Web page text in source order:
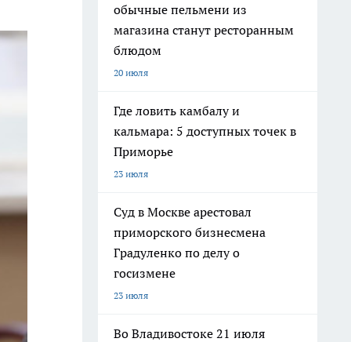
обычные пельмени из
магазина станут ресторанным
блюдом
20 июля
Где ловить камбалу и
кальмара: 5 доступных точек в
Приморье
23 июля
Суд в Москве арестовал
приморского бизнесмена
Градуленко по делу о
госизмене
23 июля
Во Владивостоке 21 июля